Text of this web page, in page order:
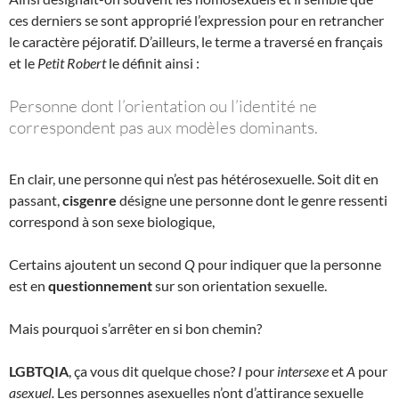
ces derniers se sont approprié l’expression pour en retrancher
le caractère péjoratif. D’ailleurs, le terme a traversé en français
et le Petit Robertle définit ainsi :
Personne dont l’orientation ou l’identité ne
correspondent pas aux modèles dominants.
En clair, une personne qui n’est pas hétérosexuelle. Soit dit en
passant, cisgenre désigne une personne dont le genre ressenti
correspond à son sexe biologique,
Certains ajoutent un second Q pour indiquer que la personne
est en questionnementsur son orientation sexuelle.
Mais pourquoi s’arrêter en si bon chemin?
LGBTQIA , ça vous dit quelque chose? I pour intersexeetA pour
asexuel. Les personnes asexuelles n’ont d’attirance sexuelle